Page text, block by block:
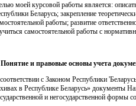
моей курсовой работы является:
Беларусь; закрепление
работы; развитие
самостоятельной работы с
Понятие и правовые основы учета
с Законом Республики
в Республике Беларусь» документы
и негосударственной формы